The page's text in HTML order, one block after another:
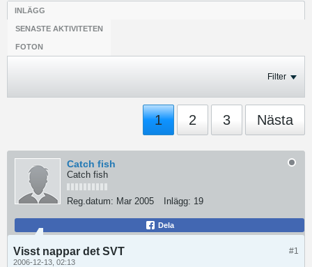
INLÄGG
SENASTE AKTIVITETEN
FOTON
Filter
1 2 3 Nästa
Catch fish
Catch fish
Reg.datum: Mar 2005 Inlägg: 19
Dela
#1
Visst nappar det SVT
2006-12-13, 02:13